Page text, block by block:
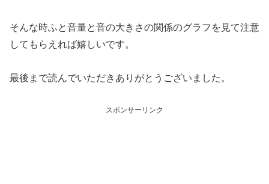
そんな時ふと音量と音の大きさの関係のグラフを見て注意
してもらえれば嬉しいです。
最後まで読んでいただきありがとうございました。
スポンサーリンク